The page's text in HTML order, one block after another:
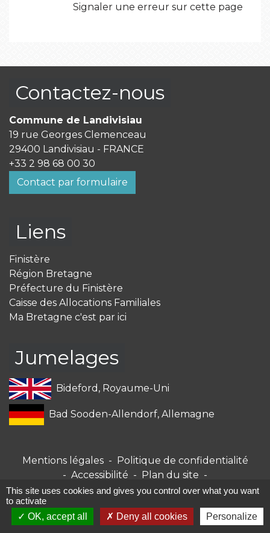
Signaler une erreur sur cette page
Contactez-nous
Commune de Landivisiau
19 rue Georges Clemenceau
29400 Landivisiau - FRANCE
+33 2 98 68 00 30
Contact par formulaire
Liens
Finistère
Région Bretagne
Préfecture du Finistère
Caisse des Allocations Familiales
Ma Bretagne c'est par ici
Jumelages
Bideford, Royaume-Uni
Bad Sooden-Allendorf, Allemagne
Mentions légales - Politique de confidentialité
- Accessibilité - Plan du site -
Gestion des cookies
Site créé en partenariat avec Réseau des Communes
This site uses cookies and gives you control over what you want
to activate
OK, accept all
Deny all cookies Personalize